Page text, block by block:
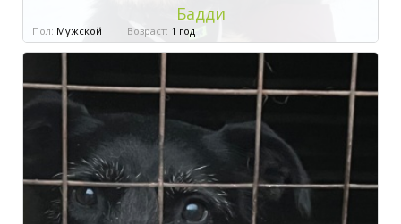
Бадди
Пол: Мужской Возраст: 1 год